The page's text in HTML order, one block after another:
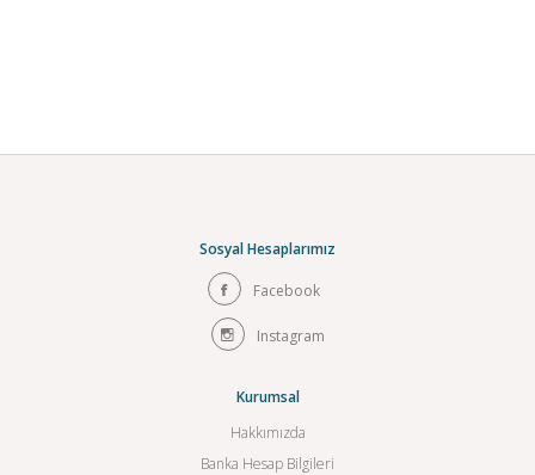
Sosyal Hesaplarımız
Facebook
Instagram
Kurumsal
Hakkımızda
Banka Hesap Bilgileri